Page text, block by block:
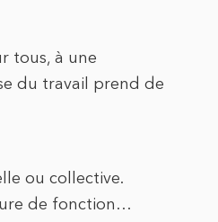
tous, à une
du travail prend de
ou collective.
de fonction…